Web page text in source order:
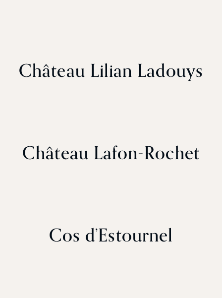
Château Lilian Ladouys
Château Lafon-Rochet
Cos d’Estournel